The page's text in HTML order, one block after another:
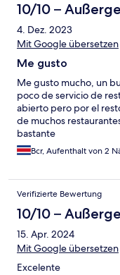
10/10 –
4. Dez. 2023
Mit Google übersetzen
Me gusto
Me gusto mucho, un
poco de servicio de
abierto pero por el
de muchos
bastante
Bcr, Aufenthalt von 2
Verifizierte Bewertung
10/10 –
15. Apr. 2024
Mit Google übersetzen
Excelente